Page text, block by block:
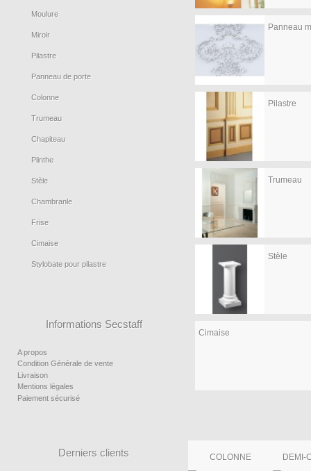
Moulure
Miroir
Pilastre
Panneau de porte
Colonne
Trumeau
Chapiteau
Plinthe
Stèle
Chambranle
Frise
Cimaise
Stylobate pour pilastre
Informations Secstaff
A propos
Condition Générale de vente
Livraison
Mentions légales
Paiement sécurisé
Derniers clients
Panneau
Pilastre
Trumeau
Stèle
Cimaise
COLONNE DEMI-